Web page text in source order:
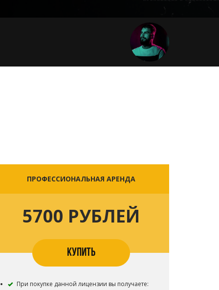
ПРОФЕССИОНАЛЬНАЯ АРЕНДА
5700 РУБЛЕЙ
КУПИТЬ
При покупке данной лицензии вы получаете: